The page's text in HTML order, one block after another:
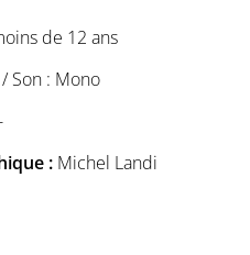
de 12 ans
Son : Mono
: Michel Landi